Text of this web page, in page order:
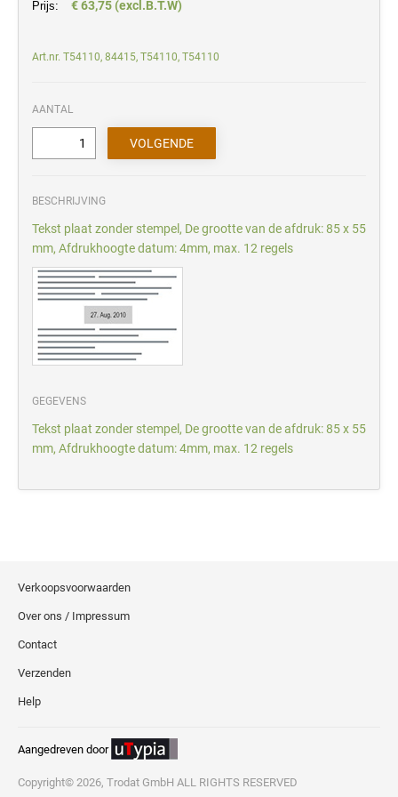
Prijs: € 63,75 (excl.B.T.W)
Art.nr. T54110, 84415, T54110, T54110
AANTAL
BESCHRIJVING
Tekst plaat zonder stempel, De grootte van de afdruk: 85 x 55
mm, Afdrukhoogte datum: 4mm, max. 12 regels
GEGEVENS
Tekst plaat zonder stempel, De grootte van de afdruk: 85 x 55
mm, Afdrukhoogte datum: 4mm, max. 12 regels
Verkoopsvoorwaarden
Over ons / Impressum
Contact
Verzenden
Help
Aangedreven door
Copyright© 2026, Trodat GmbH ALL RIGHTS RESERVED